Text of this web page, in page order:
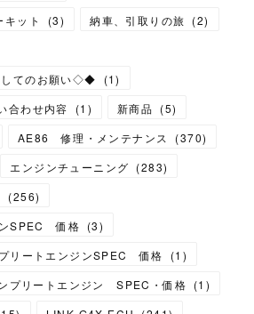
ット
(3) 納車、引取りの旅 (2)
てのお願い◇◆
(1)
合わせ内容
(1 ) 新商品 (5)
AE86 修理・メンテナンス (370)
エンジンチューニング (283)
(256)
SPEC 価格 (3)
リートエンジンSPEC 価格
(1 )
プリートエンジン SPEC・価格 (1 )